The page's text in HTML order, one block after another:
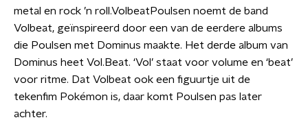
metal en rock ’n roll.VolbeatPoulsen noemt de band
Volbeat, geïnspireerd door een van de eerdere albums
die Poulsen met Dominus maakte. Het derde album van
Dominus heet Vol.Beat. ‘Vol’ staat voor volume en ‘beat’
voor ritme. Dat Volbeat ook een figuurtje uit de
tekenfim Pokémon is, daar komt Poulsen pas later
achter.